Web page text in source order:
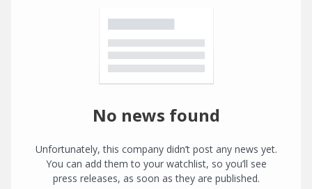
No news found
Unfortunately, this company didn’t post any news yet.
You can add them to your watchlist, so you’ll see
press releases, as soon as they are published.